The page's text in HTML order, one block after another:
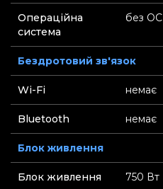
Операційна
система
без ОС
Бездротовий зв'язок
Wi-Fi немає
Bluetooth немає
Блок живлення
Блок живлення 750 Вт